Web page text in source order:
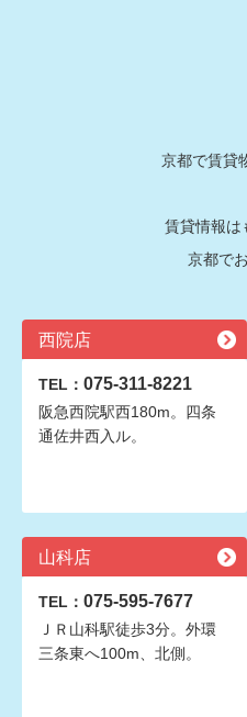
京都で賃貸
賃貸情報は
京都で
西院店
TEL： 075-311-8221
阪急西院駅西180m。四条
通佐井西入ル。
山科店
TEL： 075-595-7677
ＪＲ山科駅徒歩3分。外環
三条東へ100m、北側。